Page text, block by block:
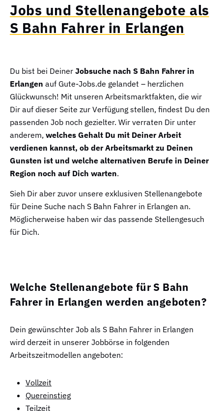
Jobs und Stellenangebote als
S Bahn Fahrer in Erlangen
Du bist bei Deiner Jobsuche nach S Bahn Fahrer in
Erlangen auf Gute-Jobs.de gelandet – herzlichen
Glückwunsch! Mit unseren Arbeitsmarktfakten, die wir
Dir auf dieser Seite zur Verfügung stellen, findest Du den
passenden Job noch gezielter. Wir verraten Dir unter
anderem, welches Gehalt Du mit Deiner Arbeit
verdienen kannst, ob der Arbeitsmarkt zu Deinen
Gunsten ist und welche alternativen Berufe in Deiner
Region noch auf Dich warten.
Sieh Dir aber zuvor unsere exklusiven Stellenangebote
für Deine Suche nach S Bahn Fahrer in Erlangen an.
Möglicherweise haben wir das passende Stellengesuch
für Dich.
Welche Stellenangebote für S Bahn
Fahrer in Erlangen werden angeboten?
Dein gewünschter Job als S Bahn Fahrer in Erlangen
wird derzeit in unserer Jobbörse in folgenden
Arbeitszeitmodellen angeboten:
Vollzeit
Quereinstieg
Teilzeit